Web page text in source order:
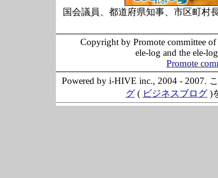
国会議員、都道府県知事、市区町村
Copyright by Promote committee
ele-log and the ele-
Promote
Powered by i-HIVE inc., 2004 - 2007.
グ( ビジネスブログ)